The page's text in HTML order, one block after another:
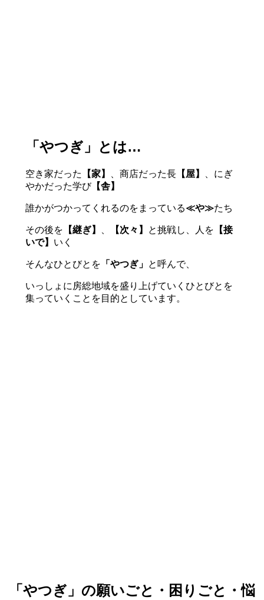
「やつぎ」とは…
空き家だった 【家】 、商店だった長【屋】
、にぎ
やかだった学び【舎】
誰かがつかってくれるのをまっている≪や≫たち
その後を 【継ぎ】 【次々】 と挑戦し、人を 【接
いで】 いく
そんなひとびとを 「やつぎ」 と呼んで、
いっしょに房総地域を盛り上げていくひとびとを
集っていくことを目的としています。
「やつぎ」の願いごと・困りごと・悩